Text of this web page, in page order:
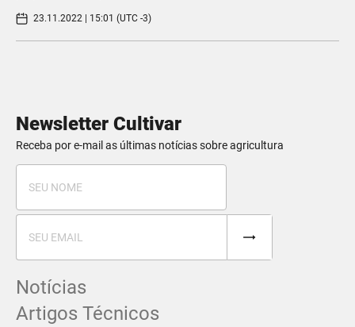
23.11.2022 | 15:01 (UTC -3)
Newsletter Cultivar
Receba por e-mail as últimas notícias sobre agricultura
Notícias
Artigos Técnicos